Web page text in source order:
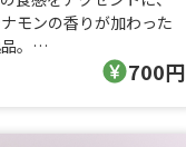
モンの香りが加わった
。
700円